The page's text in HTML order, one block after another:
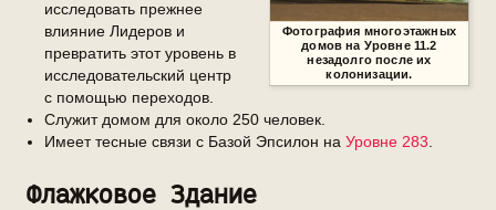
Фотография многоэтажных
домов на Уровне 11.2
незадолго после их
колонизации.
исследовать прежнее
влияние Лидеров и
превратить этот уровень в
исследовательский центр
с помощью переходов.
Служит домом для около 250 человек.
Имеет тесные связи с Базой Эпсилон на Уровне 283.
Флажковое Здание